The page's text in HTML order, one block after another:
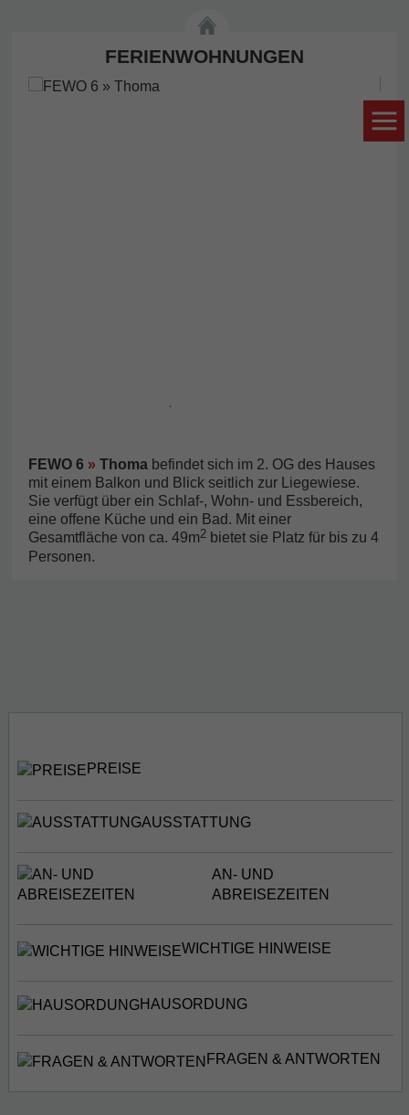
FERIENWOHNUNGEN
FEWO 6 » Thoma befindet sich im 2. OG des Hauses
mit einem Balkon und Blick seitlich zur Liegewiese.
Sie verfügt über ein Schlaf-, Wohn- und Essbereich,
eine offene Küche und ein Bad. Mit einer
Gesamtfläche von ca. 49m2 bietet sie Platz für bis zu 4
Personen.
PREISE
AUSSTATTUNG
AN- UND
ABREISEZEITEN
WICHTIGE HINWEISE
HAUSORDUNG
FRAGEN & ANTWORTEN